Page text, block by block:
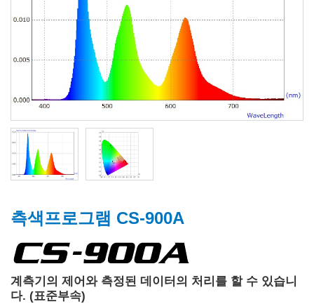
측색프로그램 CS-900A
계측기의 제어와 측정된 데이터의 처리를 할 수 있습니
다. (표준부속)